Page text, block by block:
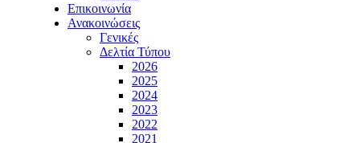
Επικοινωνία
Ανακοινώσεις
Γενικές
Δελτία Τύπου
2026
2025
2024
2023
2022
2021